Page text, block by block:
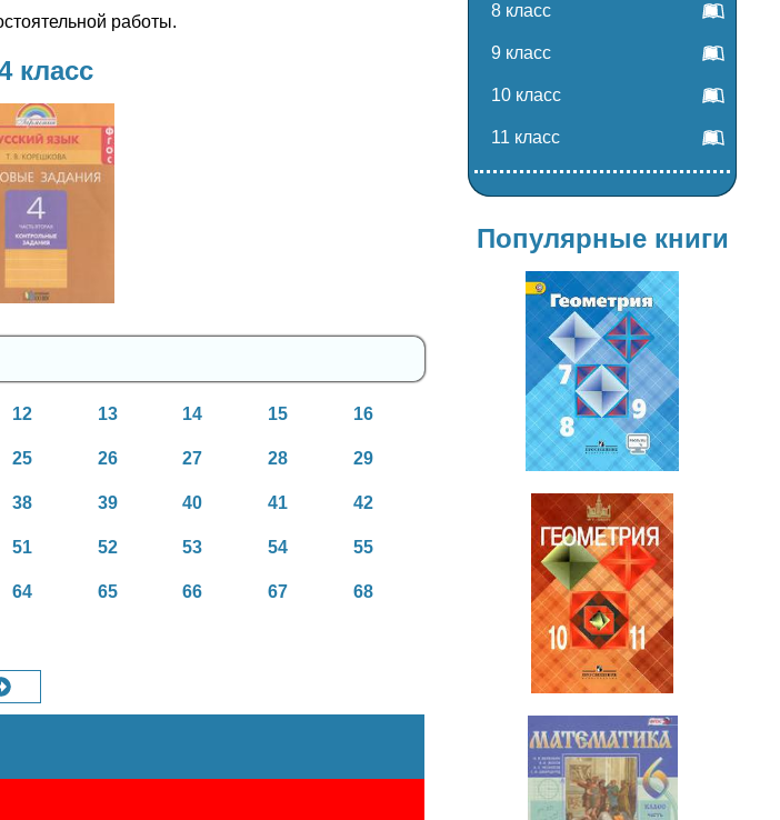
работы.
класс
язык
4 класс
12 13 14 15 16
25 26 27 28 29
38 39 40 41 42
51 52 53 54 55
64 65 66 67 68
8 класс
9 класс
10 класс
11 класс
Популярные книги
Геометрия
7-9 класс
Геометрия
10-11 класс